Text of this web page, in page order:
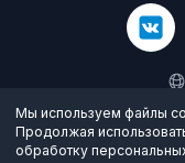
©2026
Мы используем файлы
Продолжая
обработку